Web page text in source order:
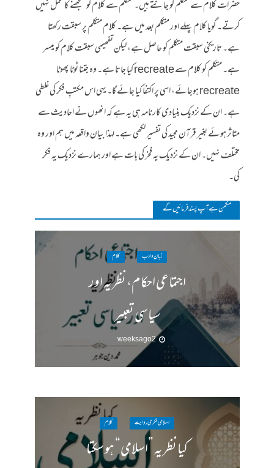
حضرات کلام سے متکلم کو جانتے ہیں۔ متکلم سے کلام کو سمجھنے کا عمل نہیں
کرتے۔ گویا کلام پہلے اور متکلم بعد میں ہے۔ کلام متکلم پر سبقت رکھتا
ہے۔ تاریخی سبقت متکلم کو حاصل ہے، لیکن تفھیمی سبقت کلام کو میسر
ہے۔ متکلم کو کلام سے recreate کیا جاتا ہے۔ وہ جتنا ٹوٹا پھوٹا
recreate ہوجائے، اسی پر اکتفا کیا جائے گا۔ یہی اس مکتبِ فکر کی غلطی
ہے۔ ان کے نزدیک بنیادی کارنامہ ہی یہ ہے کہ انھوں نے احادیث سے
متاثر ہوئے بغیر قرآن مجید کی تفسیر لکھی ہے۔ لہذا بیان واقعہ میں ہم اور وہ
مختلف نہیں۔ ان کے نزدیک یہ فخر کی بات ہے اور ہمارے نزدیک یہ فکر
کی۔
مکمن ہےآپ پسند فرمائیں گے
زبان وادب کلام
اجتماعی احکام، نظریہ اور
سیاسی تعبیر
2 weeks ago
اسلامی فکری روایت کلام
کیا نظریہ ”اسلامی“ ہو سکتا